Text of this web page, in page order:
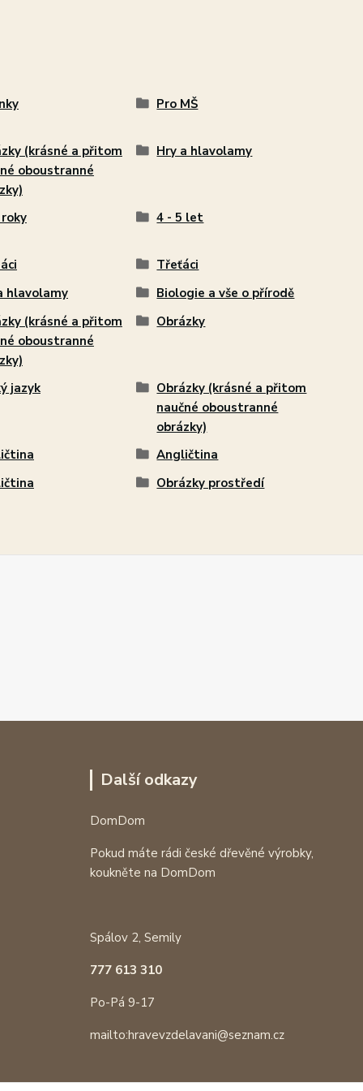
Pro MŠ
(krásné a přitom
oboustranné
Hry a hlavolamy
4 - 5 let
Třeťáci
hlavolamy
Biologie a vše o přírodě
(krásné a přitom
oboustranné
Obrázky
jazyk
Obrázky (krásné a přitom
naučné oboustranné
obrázky)
Angličtina
Obrázky prostředí
Další odkazy
DomDom
Pokud máte rádi české dřevěné výrobky,
koukněte na DomDom
Spálov 2, Semily
777 613 310
Po-Pá 9-17
mailto:hravevzdelavani@seznam.cz